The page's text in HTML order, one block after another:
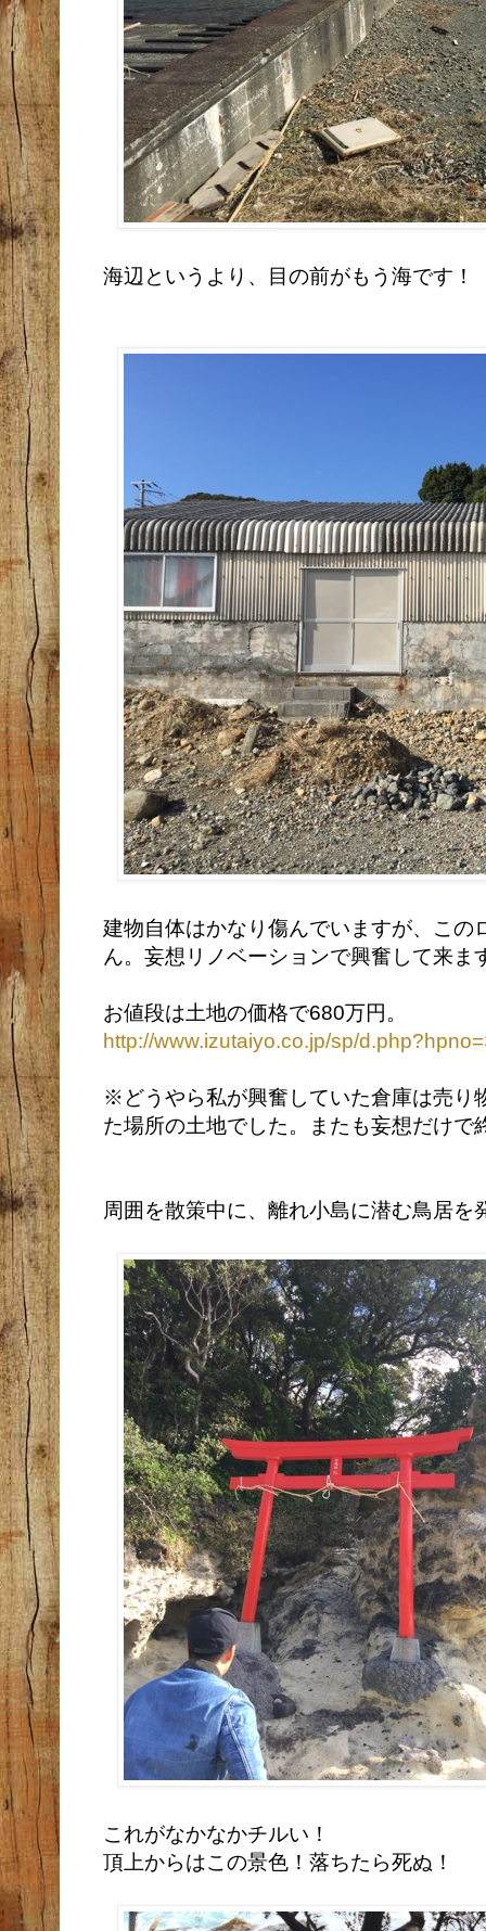
海辺というより、目の前がもう海です！
建物自体はかなり傷んでいますが、この
ん。妄想リノベーションで興奮して来ま
お値段は土地の価格で680万円。
http://www.izutaiyo.co.jp/sp/
※どうやら私が興奮していた倉庫は売り
た場所の土地でした。
またも妄想だけで
周囲を散策中に、離れ小島に潜む鳥居
これがなかなかチルい！
頂上からはこの景色！ 落ちたら死ぬ！